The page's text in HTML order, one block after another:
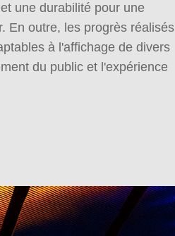
une durabilité pour une
En outre, les progrès réalisés
à l'affichage de divers
du public et l'expérience